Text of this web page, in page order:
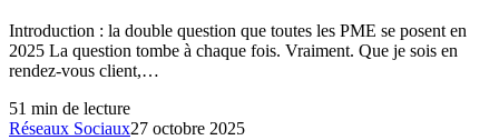
Introduction : la double question que toutes les PME se posent en
2025 La question tombe à chaque fois. Vraiment. Que je sois en
rendez-vous client,…
51 min de lecture
Réseaux Sociaux27 octobre 2025